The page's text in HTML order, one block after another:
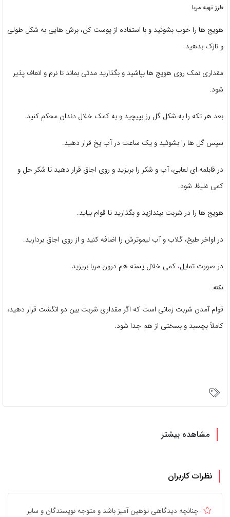
طرز تهیه مربا
هویج ها را خوب بشوئید و با استفاده از پوست کن، برش هایی به شکل طولی
و نازک بدهید.
مقداری نمک روی هویج ها بپاشید و بگذارید مدتی بماند تا نرم و انعاف پذیر
شود.
بعد هر تکه را به شکل گل رز بپیچید و به کمک خلال دندان محکم کنید.
سپس گل ها را بشوئید و یک ساعت در آب یخ قرار دهید.
در قابلمه ای لعابی، آب و شکر را بریزید و روی اجاق قرار دهید تا شکر حل و
کمی غلیظ شود.
هویج ها را در شربت بیندازید و بگذارید تا قوام بیاید.
در اواخر طبخ، گلاب و آب لیموترش را اضافه کنید و از روی اجاق بردارید.
در صورت تمایل، کمی خلال پسته هم درون مربا بریزید.
نکته:
قوام آمدن شربت زمانی است که اگر مقداری شربت بین دو انگشت قرار دهید،
کاملاً بچسبد و بسختی از هم جدا شود.
مشاهده بیشتر
نظرات کاربران
چنانچه دیدگاهی توهین آمیز باشد و متوجه نویسندگان و سایر